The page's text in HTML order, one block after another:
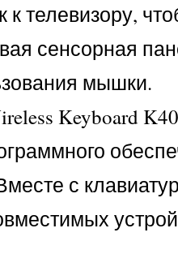
к телевизору,
сенсорная
мышки.
Keyboard
с